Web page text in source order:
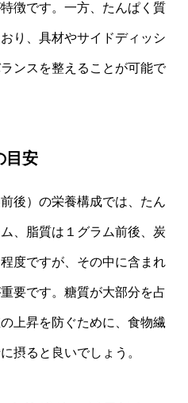
徴です。一方、たんぱく質
り、具材やサイドディッシ
ンスを整えることが可能で
目安
後）の栄養構成では、たん
、脂質は１グラム前後、炭
度ですが、その中に含まれ
要です。糖質が大部分を占
上昇を防ぐために、食物繊
摂ると良いでしょう。